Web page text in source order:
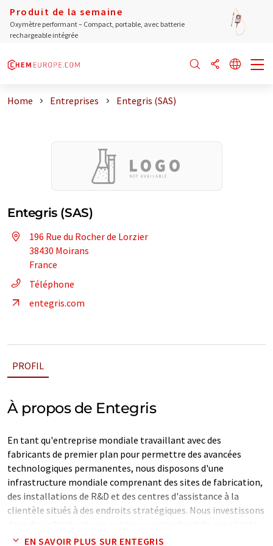
Produit de la semaine
Oxymètre performant – Compact, portable, avec batterie
rechargeable intégrée
Home Entreprises Entegris (SAS)
Entegris (SAS)
196 Rue du Rocher de Lorzier
38430 Moirans
France
Téléphone
entegris.com
PROFIL
À propos de Entegris
En tant qu'entreprise mondiale travaillant avec des
fabricants de premier plan pour permettre des avancées
technologiques permanentes, nous disposons d'une
infrastructure mondiale comprenant des sites de fabrication,
des installations de R&D et des centres d'assistance à la
clientèle situés à des endroits stratégiques. Nous investissons
dans toutes les régions du monde. Nos équipes hautement
EN SAVOIR PLUS SUR ENTEGRIS